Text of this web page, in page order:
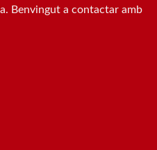
Benvingut a contactar amb